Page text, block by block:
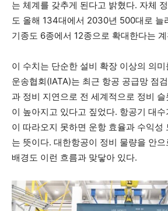
는 체계를 갖추게 된다고 밝혔다. 자체
도 올해 134대에서 2030년 500대로 늘
기종도 6종에서 12종으로 확대한다는
이 수치는 단순한 설비 확장 이상의 의
운송협회(IATA)는 최근 항공 공급망 점
과 정비 지연으로 전 세계적으로 정비
이 높아지고 있다고 짚었다. 항공기 대
이 따라오지 못하면 운항 효율과 수익성
는 뜻이다. 대한항공이 정비 물량을 안
배경도 이런 흐름과 맞닿아 있다.